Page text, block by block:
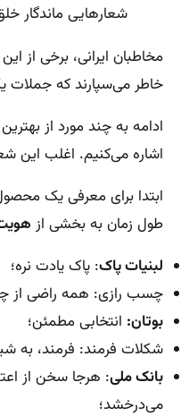
شعارهایی ماندگار
مخاطبان ایرانی، برخی از این
خاطر می‌سپارند که جملات
ادامه به چند مورد از
اشاره می‌کنیم. اغلب این
ابتدا برای معرفی یک
طول زمان به بخشی از
لبنیات پاک: پاک یادت نره؛
چسب رازی: همه راضی از
بوتان: انتخابی مطمئن؛
شکلات فرمند: فرمند، به
بانک ملی: هرجا سخن از
می‌درخشد؛